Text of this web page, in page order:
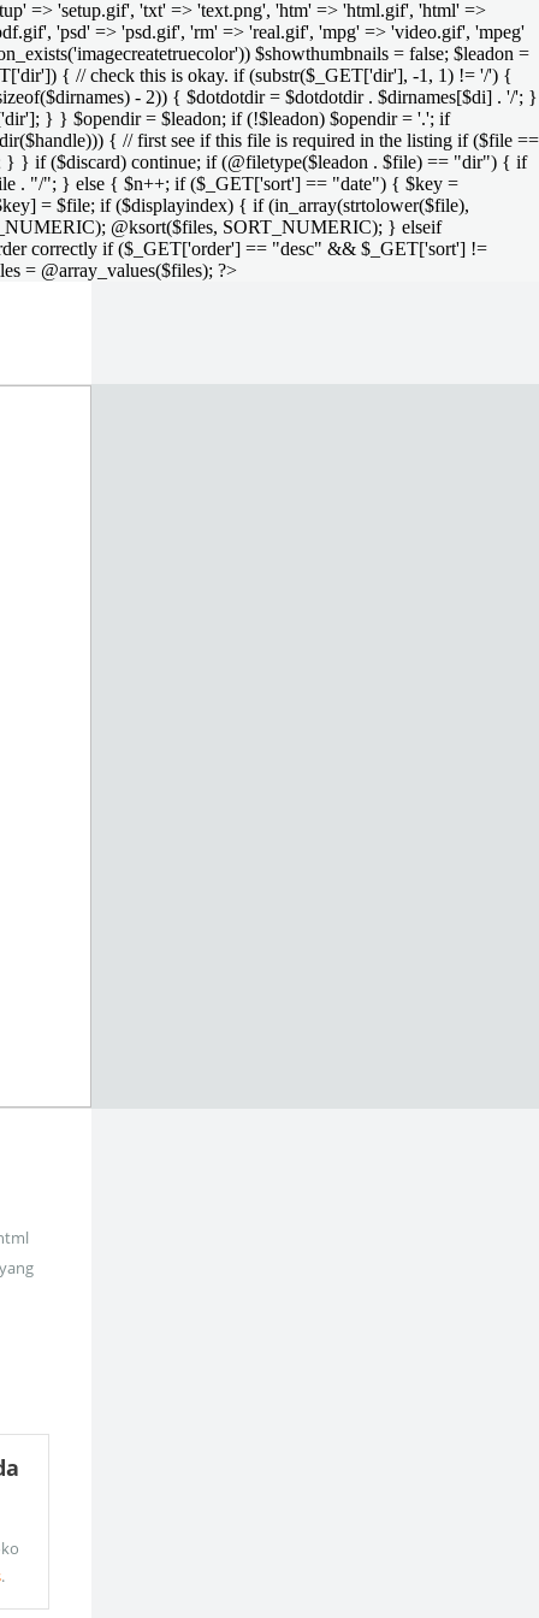
=> 'setup.gif', 'txt' => 'text.png', 'htm' => 'html.gif', 'html' =>
'psd' => 'psd.gif', 'rm' => 'real.gif', 'mpg' => 'video.gif', 'mpeg'
$showthumbnails = false; $leadon =
{ // check this is okay. if (substr($_GET['dir'], -1, 1) != '/') {
- 2)) { $dotdotdir = $dotdotdir . $dirnames[$di] . '/'; }
} } $opendir = $leadon; if (!$leadon) $opendir = '.'; if
{ // first see if this file is required in the listing if ($file ==
} } if ($discard) continue; if (@filetype($leadon . $file) == "dir") { if
. "/"; } else { $n++; if ($_GET['sort'] == "date") { $key =
= $file; if ($displayindex) { if (in_array(strtolower($file),
@ksort($files, SORT_NUMERIC); } elseif
correctly if ($_GET['order'] == "desc" && $_GET['sort'] !=
= @array_values($files); ?>
.